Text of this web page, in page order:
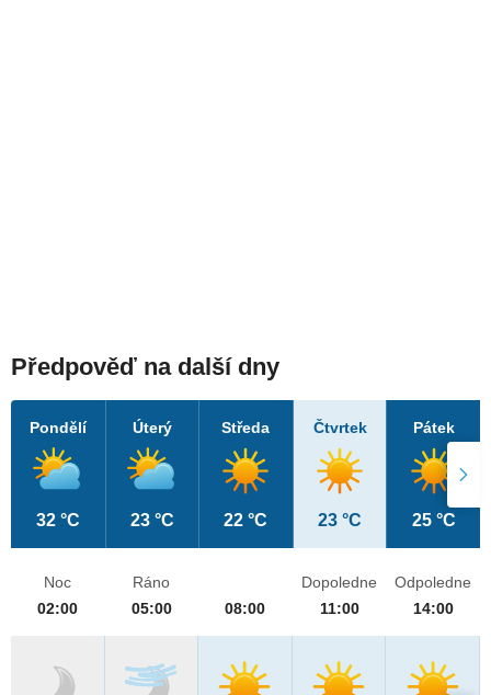
Předpověď na další dny
Pondělí
32 °C
Úterý
23 °C
Středa
22 °C
Čtvrtek
23 °C
Pátek
25 °C
Noc
02:00
Ráno
05:00
08:00
Dopoledne
11:00
Odpoledne
14:00